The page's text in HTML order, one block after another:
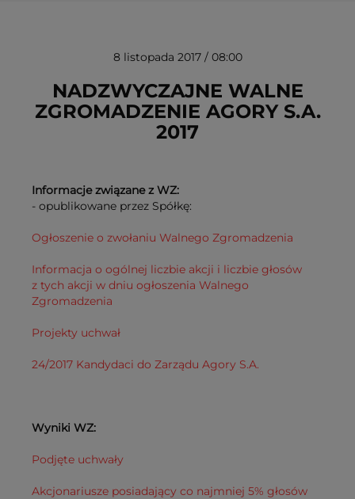
8 listopada 2017 / 08:00
NADZWYCZAJNE WALNE
ZGROMADZENIE AGORY S.A.
2017
Informacje związane z WZ:
- opublikowane przez Spółkę:
Ogłoszenie o zwołaniu Walnego Zgromadzenia
Informacja o ogólnej liczbie akcji i liczbie głosów
z tych akcji w dniu ogłoszenia Walnego
Zgromadzenia
Projekty uchwał
24/2017 Kandydaci do Zarządu Agory S.A.
Wyniki WZ:
Podjęte uchwały
Akcjonariusze posiadający co najmniej 5% głosów